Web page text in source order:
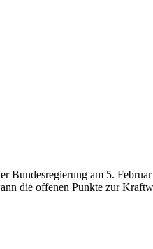
am 5.
die offenen Punkte zur